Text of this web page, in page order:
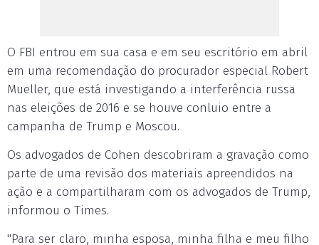
O FBI entrou em sua casa e em seu escritório em abril
em uma recomendação do procurador especial Robert
Mueller, que está investigando a interferência russa
nas eleições de 2016 e se houve conluio entre a
campanha de Trump e Moscou.
Os advogados de Cohen descobriram a gravação como
parte de uma revisão dos materiais apreendidos na
ação e a compartilharam com os advogados de Trump,
informou o Times.
"Para ser claro, minha esposa, minha filha e meu filho